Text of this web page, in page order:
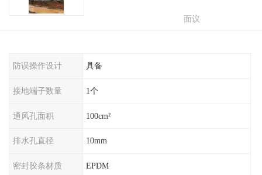
面议
防误操作设计 具备
接地端子数量 1个
通风孔面积 100cm²
排水孔直径 10mm
密封胶条材质 EPDM